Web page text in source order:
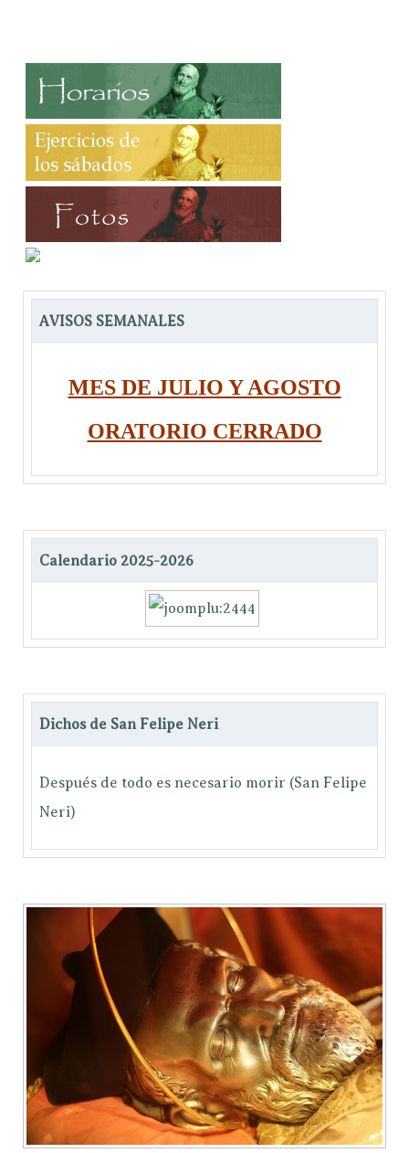
AVISOS SEMANALES
MES DE JULIO Y AGOSTO
ORATORIO CERRADO
Calendario 2025-2026
Dichos de San Felipe Neri
Después de todo es necesario morir (San Felipe
Neri)